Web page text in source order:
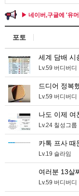
▶ 네이버,구글에 '유
포토
세계 담배 시
Lv.59 버디버디
드디어 정복
Lv.59 버디버디
나도 이제 여
Lv.24 칠성그룹
카톡 프사 때
Lv.19 슬라임
여러분 13살
Lv.59 버디버디